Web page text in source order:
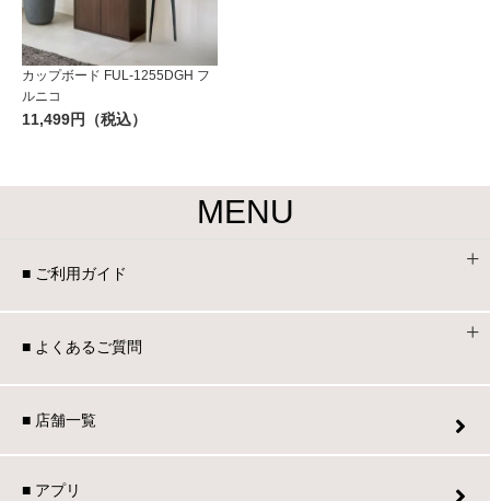
カップボード FUL-1255DGH フ
ルニコ
11,499円（税込）
MENU
■ ご利用ガイド
■ よくあるご質問
■ 店舗一覧
■ アプリ